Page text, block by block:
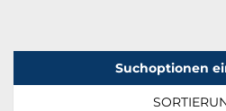
Suchoptionen
TOGGLE